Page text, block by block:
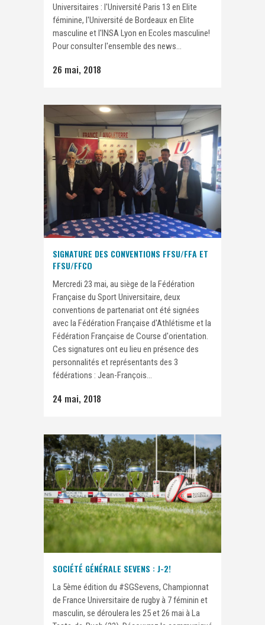
Universitaires : l'Université Paris 13 en Elite
féminine, l'Université de Bordeaux en Elite
masculine et l'INSA Lyon en Ecoles masculine!
Pour consulter l'ensemble des news...
26 mai, 2018
SIGNATURE DES CONVENTIONS FFSU/FFA ET
FFSU/FFCO
Mercredi 23 mai, au siège de la Fédération
Française du Sport Universitaire, deux
conventions de partenariat ont été signées
avec la Fédération Française d'Athlétisme et la
Fédération Française de Course d'orientation.
Ces signatures ont eu lieu en présence des
personnalités et représentants des 3
fédérations : Jean-François...
24 mai, 2018
SOCIÉTÉ GÉNÉRALE SEVENS : J-2!
La 5ème édition du #SGSevens, Championnat
de France Universitaire de rugby à 7 féminin et
masculin, se déroulera les 25 et 26 mai à La